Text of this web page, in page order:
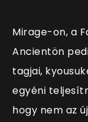
Mirage-on, a
Ancientön
tagjai,
egyéni
hogy nem az